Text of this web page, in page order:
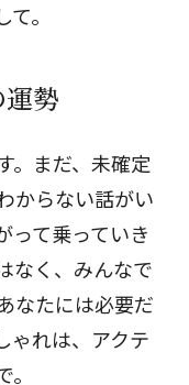
。
勢
。まだ、未確定
からない話がい
って乗っていき
なく、みんなで
なたには必要だ
ゃれは、アクテ